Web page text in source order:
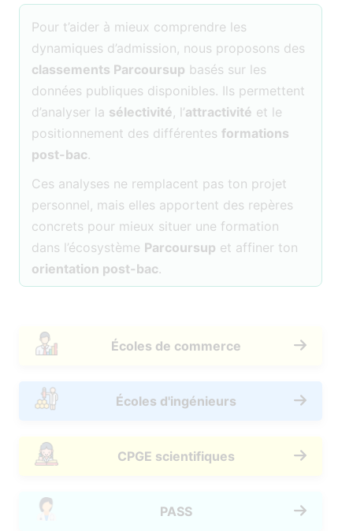
Pour t’aider à mieux comprendre les
dynamiques d’admission, nous proposons des
classements Parcoursup basés sur les
données publiques disponibles. Ils permettent
d’analyser la sélectivité, l’attractivité et le
positionnement des différentes formations
post-bac.
Ces analyses ne remplacent pas ton projet
personnel, mais elles apportent des repères
concrets pour mieux situer une formation
dans l’écosystème Parcoursup et affiner ton
orientation post-bac.
Écoles de commerce
Écoles d'ingénieurs
CPGE scientifiques
PASS